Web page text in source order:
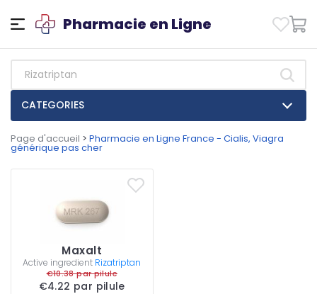
Pharmacie en Ligne
CATEGORIES
Page d'accueil > Pharmacie en Ligne France - Cialis, Viagra
générique pas cher
Maxalt
Active ingredient Rizatriptan
€10.38 par pilule
€4.22 par pilule